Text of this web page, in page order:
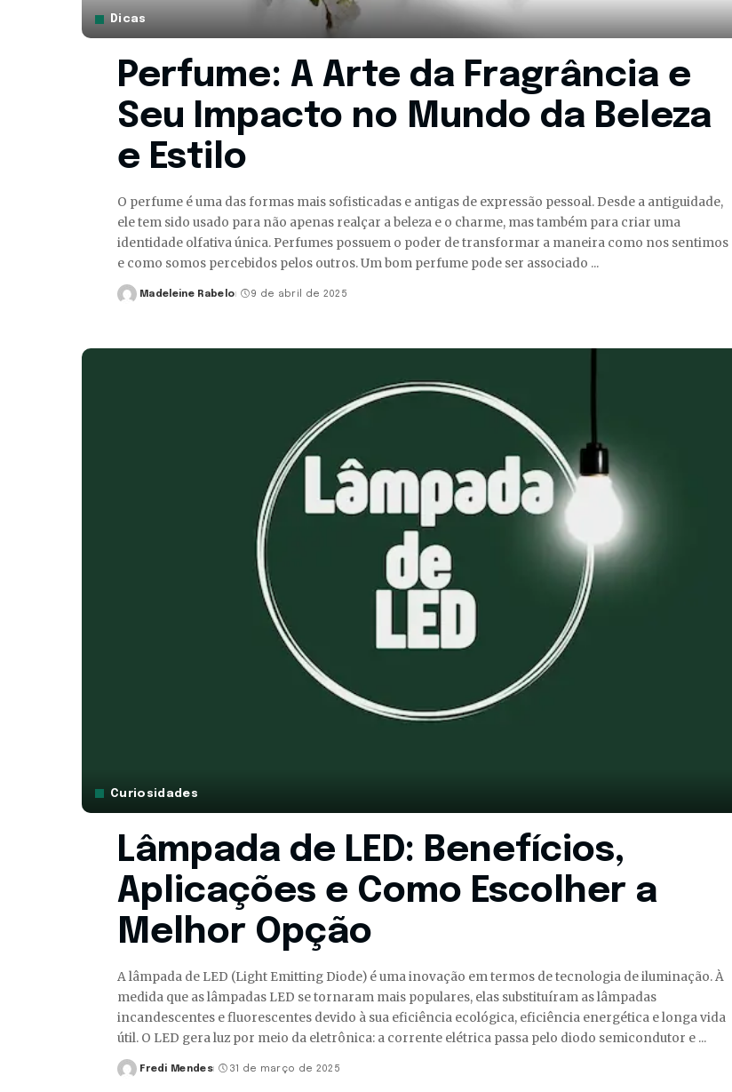
Dicas
Perfume: A Arte da Fragrância e
Seu Impacto no Mundo da Beleza
e Estilo
O perfume é uma das formas mais sofisticadas e antigas de expressão pessoal. Desde a antiguidade,
ele tem sido usado para não apenas realçar a beleza e o charme, mas também para criar uma
identidade olfativa única. Perfumes possuem o poder de transformar a maneira como nos sentimos
e como somos percebidos pelos outros. Um bom perfume pode ser associado ...
Posted
Madeleine Rabelo 9 de abril de 2025
Curiosidades
Lâmpada de LED: Benefícios,
Aplicações e Como Escolher a
Melhor Opção
A lâmpada de LED (Light Emitting Diode) é uma inovação em termos de tecnologia de iluminação. À
medida que as lâmpadas LED se tornaram mais populares, elas substituíram as lâmpadas
incandescentes e fluorescentes devido à sua eficiência ecológica, eficiência energética e longa vida
útil. O LED gera luz por meio da eletrônica: a corrente elétrica passa pelo diodo semicondutor e ...
Posted
Fredi Mendes 31 de março de 2025